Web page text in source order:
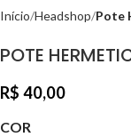
Início Headshop Pote
POTE
R$ 40,00
COR